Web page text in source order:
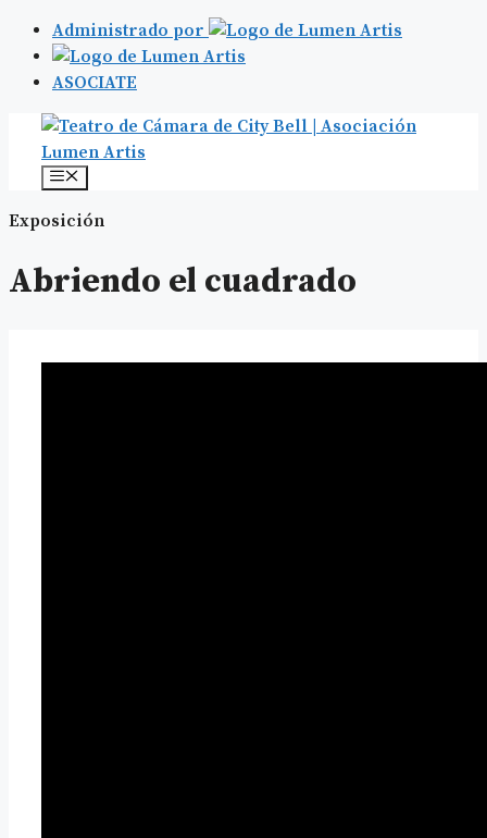
Administrado por
ASOCIATE
Saltar
contenidoMenú
Exposición
Abriendo el cuadrado